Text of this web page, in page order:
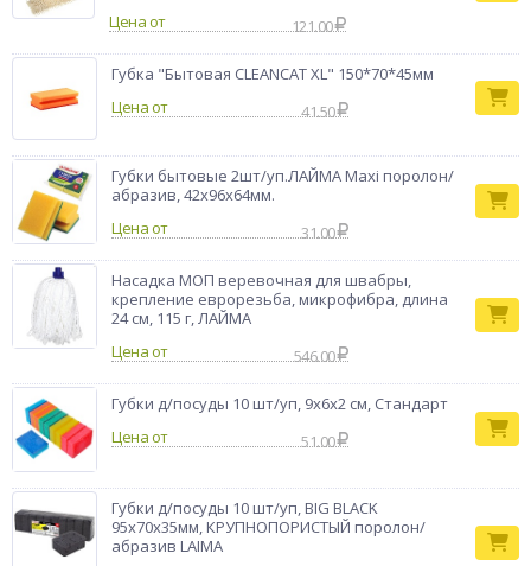
Цена от
121.00
Губка "Бытовая CLEANCAT XL" 150*70*45мм
Цена от
41.50
Губки бытовые 2шт/уп.ЛАЙМА Maxi поролон/
абразив, 42х96х64мм.
Цена от
31.00
Насадка МОП веревочная для швабры,
крепление еврорезьба, микрофибра, длина
24 см, 115 г, ЛАЙМА
Цена от
546.00
Губки д/посуды 10 шт/уп, 9х6х2 см, Стандарт
Цена от
51.00
Губки д/посуды 10 шт/уп, BIG BLACK
95х70х35мм, КРУПНОПОРИСТЫЙ поролон/
абразив LAIMA